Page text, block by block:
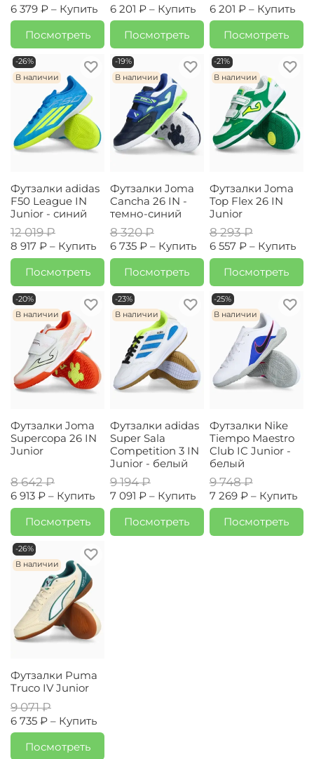
6 379 ₽ – Купить
Посмотреть
6 201 ₽ – Купить
Посмотреть
6 201 ₽ – Купить
Посмотреть
-26%
В наличии
Футзалки adidas
F50 League IN
Junior - синий
12 019 ₽
8 917 ₽ – Купить
Посмотреть
-19%
В наличии
Футзалки Joma
Cancha 26 IN -
темно-синий
8 320 ₽
6 735 ₽ – Купить
Посмотреть
-21%
В наличии
Футзалки Joma
Top Flex 26 IN
Junior
8 293 ₽
6 557 ₽ – Купить
Посмотреть
-20%
В наличии
Футзалки Joma
Supercopa 26 IN
Junior
8 642 ₽
6 913 ₽ – Купить
Посмотреть
-23%
В наличии
Футзалки adidas
Super Sala
Competition 3 IN
Junior - белый
9 194 ₽
7 091 ₽ – Купить
Посмотреть
-25%
В наличии
Футзалки Nike
Tiempo Maestro
Club IC Junior -
белый
9 748 ₽
7 269 ₽ – Купить
Посмотреть
-26%
В наличии
Футзалки Puma
Truco IV Junior
9 071 ₽
6 735 ₽ – Купить
Посмотреть